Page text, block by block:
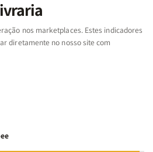
nos marketplaces. Estes indicadores
diretamente no nosso site com